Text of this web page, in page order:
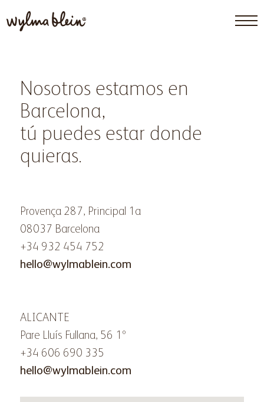
Nosotros estamos en
Barcelona,
tú puedes estar donde
quieras.
Provença 287, Principal 1a
08037 Barcelona
+34 932 454 752
hello@wylmablein.com
ALICANTE
Pare Lluís Fullana, 56 1º
+34 606 690 335
hello@wylmablein.com